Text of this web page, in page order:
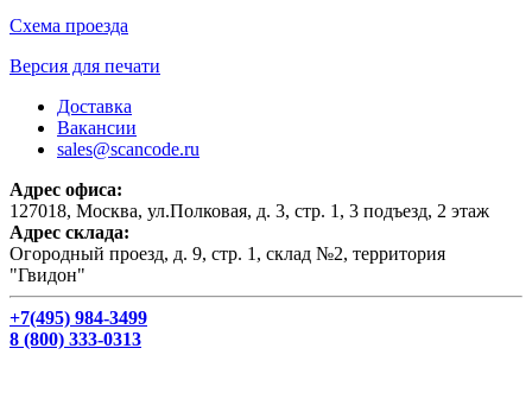
Схема проезда
Версия для печати
Доставка
Вакансии
sales@scancode.ru
Адрес офиса:
127018, Москва, ул.Полковая, д. 3, стр. 1, 3 подъезд, 2 этаж
Адрес склада:
Огородный проезд, д. 9, стр. 1, склад №2, территория
"Гвидон"
+7(495) 984-3499
8 (800) 333-0313